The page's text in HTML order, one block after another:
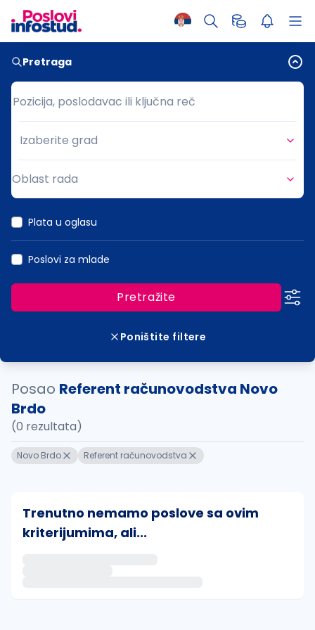
Pretraga
Pozicija, poslodavac ili ključna reč
Pozicija, poslodavac ili ključna reč
Grad
Izaberite grad
Oblast rada
Plata u oglasu
Poslovi za mlade
Pretražite
Poništite filtere
Posao Referent računovodstva Novo
Brdo
(0 rezultata)
Novo Brdo Referent računovodstva
Trenutno nemamo poslove sa ovim
kriterijumima, ali...